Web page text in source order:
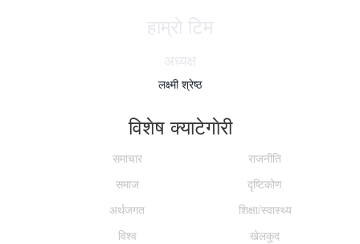
हाम्राे टिम
अध्यक्ष
लक्ष्मी श्रेष्ठ
विशेष क्याटेगाेरी
समाचार
राजनीति
समाज
दृष्टिकोण
अर्थजगत
शिक्षा/स्वास्थ्य
विश्व
खेलकुद